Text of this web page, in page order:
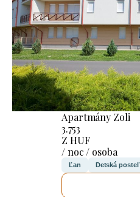
Apartmány Zoli
3.753
Z HUF
/ noc / osoba
Ľan Detská posteľ